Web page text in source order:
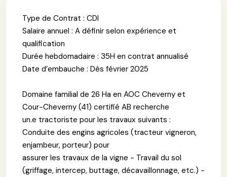
Type de Contrat : CDI
Salaire annuel : A définir selon expérience et
qualification
Durée hebdomadaire : 35H en contrat annualisé
Date d’embauche : Dès février 2025
Domaine familial de 26 Ha en AOC Cheverny et
Cour-Cheverny (41) certifié AB recherche
un.e tractoriste pour les travaux suivants :
Conduite des engins agricoles (tracteur vigneron,
enjambeur, porteur) pour
assurer les travaux de la vigne - Travail du sol
(griffage, intercep, buttage, décavaillonnage, etc.) -